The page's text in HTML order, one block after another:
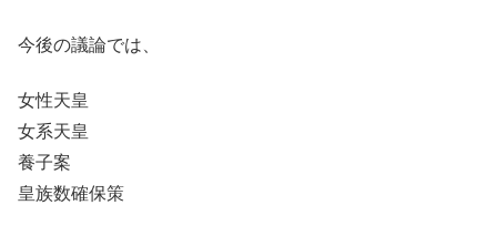
今後の議論では、
女性天皇
女系天皇
養子案
皇族数確保策